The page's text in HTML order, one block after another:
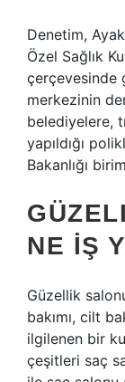
Denetim,
Özel Sağlık
çerçevesinde
merkezinin
belediyelere,
yapıldığı
Bakanlığı
NE IŞ
Güzellik
bakımı, cilt
ilgilenen bir
çeşitleri saç